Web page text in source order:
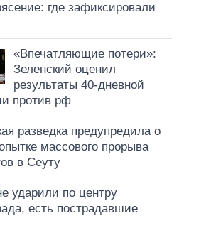
где зафиксировали
«Впечатляющие потери»:
Зеленский оценил
результаты 40-дневной
против рф
разведка предупредила о
массового прорыва
в Сеуту
ударили по центру
есть пострадавшие